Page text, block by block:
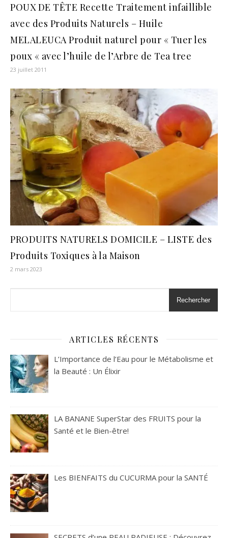
POUX DE TÊTE Recette Traitement infaillible
avec des Produits Naturels – Huile
MELALEUCA Produit naturel pour « Tuer les
poux « avec l’huile de l’Arbre de Tea tree
23 juillet 2011
PRODUITS NATURELS DOMICILE – LISTE des
Produits Toxiques à la Maison
2 mars 2023
Rechercher
ARTICLES RÉCENTS
L’Importance de l’Eau pour le Métabolisme et
la Beauté : Un Élixir
LA BANANE SuperStar des FRUITS pour la
Santé et le Bien-être!
Les BIENFAITS du CUCURMA pour la SANTÉ